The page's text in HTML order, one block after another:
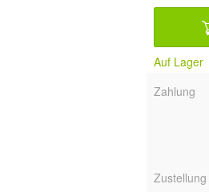
Auf Lager
Zahlung
Zustellung